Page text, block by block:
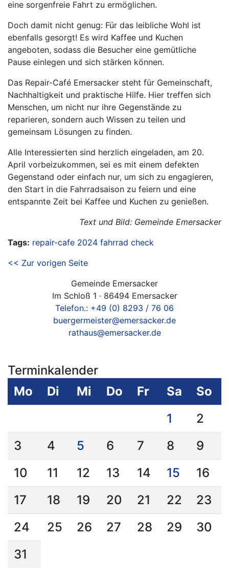
eine sorgenfreie Fahrt zu ermöglichen.
Doch damit nicht genug: Für das leibliche Wohl ist
ebenfalls gesorgt! Es wird Kaffee und Kuchen
angeboten, sodass die Besucher eine gemütliche
Pause einlegen und sich stärken können.
Das Repair-Café Emersacker steht für Gemeinschaft,
Nachhaltigkeit und praktische Hilfe. Hier treffen sich
Menschen, um nicht nur ihre Gegenstände zu
reparieren, sondern auch Wissen zu teilen und
gemeinsam Lösungen zu finden.
Alle Interessierten sind herzlich eingeladen, am 20.
April vorbeizukommen, sei es mit einem defekten
Gegenstand oder einfach nur, um sich zu engagieren,
den Start in die Fahrradsaison zu feiern und eine
entspannte Zeit bei Kaffee und Kuchen zu genießen.
Text und Bild: Gemeinde Emersacker
Tags: repair-cafe 2024 fahrrad check
<< Zur vorigen Seite
Gemeinde Emersacker
Im Schloß 1 · 86494 Emersacker
Telefon.: +49 (0) 8293 / 76 06
buergermeister@emersacker.de
rathaus@emersacker.de
Terminkalender
Mo
Di Mi Do Fr Sa
So
1
2
3
4 5 6 7 8
9
10
11 12 13 14 15
16
17
18 19 20 21 22
23
24
25 26 27 28 29
30
31